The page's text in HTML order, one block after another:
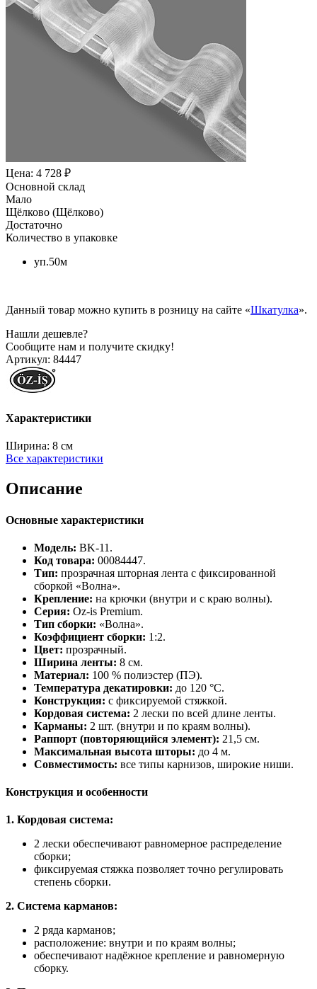
Цена: 4 728 ₽
Основной склад
Мало
Щёлково (Щёлково)
Достаточно
Количество в упаковке
уп.50м
Данный товар можно купить в розницу на сайте «Шкатулка».
Нашли дешевле?
Сообщите нам и получите скидку!
Артикул: 84447
Характеристики
Ширина: 8 см
Все характеристики
Описание
Основные характеристики
Модель: BK‑11.
Код товара: 00084447.
Тип: прозрачная шторная лента с фиксированной
сборкой «Волна».
Крепление: на крючки (внутри и с краю волны).
Серия: Oz‑is Premium.
Тип сборки: «Волна».
Коэффициент сборки: 1:2.
Цвет: прозрачный.
Ширина ленты: 8 см.
Материал: 100 % полиэстер (ПЭ).
Температура декатировки: до 120 °C.
Конструкция: с фиксируемой стяжкой.
Кордовая система: 2 лески по всей длине ленты.
Карманы: 2 шт. (внутри и по краям волны).
Раппорт (повторяющийся элемент): 21,5 см.
Максимальная высота шторы: до 4 м.
Совместимость: все типы карнизов, широкие ниши.
Конструкция и особенности
1. Кордовая система:
2 лески обеспечивают равномерное распределение
сборки;
фиксируемая стяжка позволяет точно регулировать
степень сборки.
2. Система карманов:
2 ряда карманов;
расположение: внутри и по краям волны;
обеспечивают надёжное крепление и равномерную
сборку.